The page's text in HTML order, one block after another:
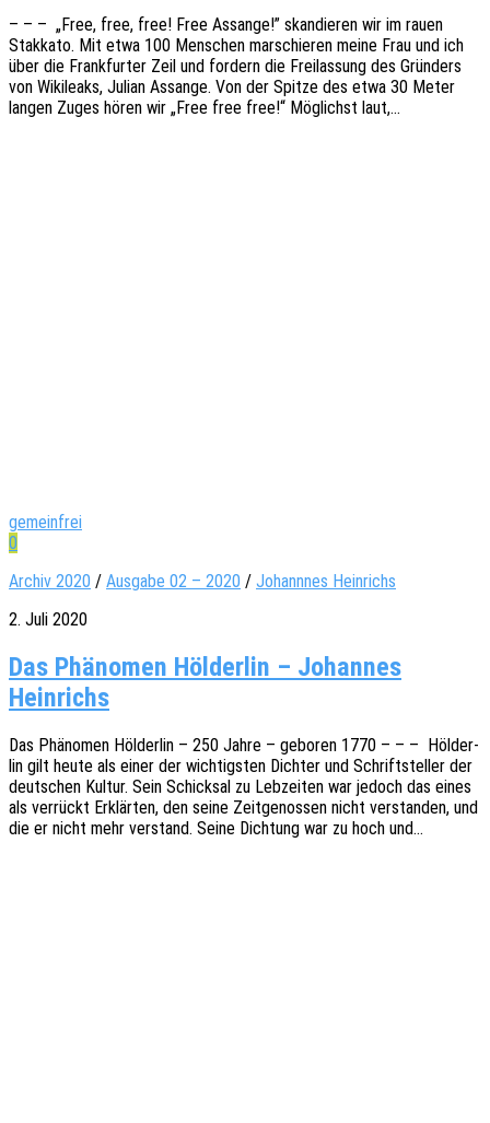
– – – „Free, free, free! Free Assan­ge!” skan­die­ren wir im rauen
Stak­ka­to. Mit etwa 100 Menschen marschie­ren meine Frau und ich
über die Frank­fur­ter Zeil und fordern die Frei­las­sung des Grün­ders
von Wiki­leaks, Julian Assan­ge. Von der Spitze des etwa 30 Meter
langen Zuges hören wir „Free free free!“ Möglichst laut,…
gemeinfrei
0
Archiv 2020 / Ausgabe 02 – 2020 / Johannnes Heinrichs
2. Juli 2020
Das Phänomen Hölderlin – Johannes
Heinrichs
Das Phäno­men Hölder­lin – 250 Jahre – gebo­ren 1770 – – – Hölder­
lin gilt heute als einer der wich­tigs­ten Dich­ter und Schrift­stel­ler der
deut­schen Kultur. Sein Schick­sal zu Lebzei­ten war jedoch das eines
als verrückt Erklär­ten, den seine Zeit­ge­nos­sen nicht verstan­den, und
die er nicht mehr verstand. Seine Dich­tung war zu hoch und…